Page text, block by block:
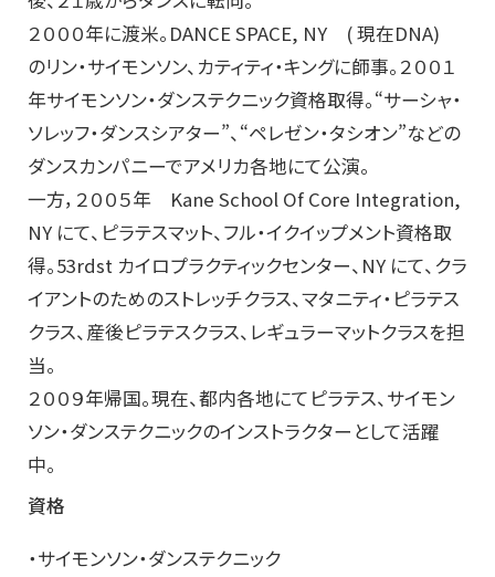
２０００年に渡米。DANCE SPACE, NY ( 現在DNA)
のリン・サイモンソン、カティティ・キングに師事。２００１
年サイモンソン・ダンステクニック資格取得。“サーシャ・
ソレッフ・ダンスシアター”、“ペレゼン・タシオン”などの
ダンスカンパニーでアメリカ各地にて公演。
一方，２００５年 Kane School Of Core Integration,
NY にて、ピラテスマット、フル・イクイップメント資格取
得。53rdst カイロプラクティックセンター、NY にて、クラ
イアントのためのストレッチクラス、マタニティ・ピラテス
クラス、産後ピラテスクラス、レギュラーマットクラスを担
当。
２００９年帰国。現在、都内各地にてピラテス、サイモン
ソン・ダンステクニックのインストラクターとして活躍
中。
資格
・サイモンソン・ダンステクニック